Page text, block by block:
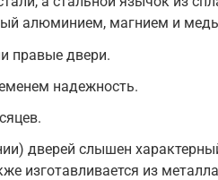
алюминием, магнием и
правые двери.
надежность.
дверей слышен
изготавливается из